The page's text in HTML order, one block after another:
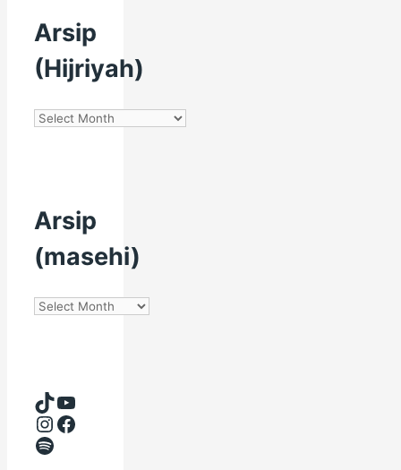
Arsip
(Hijriyah)
Arsip
Arsip
(masehi)
Arsip
TikTok
YouTube
Instagram
Facebook
Spotify